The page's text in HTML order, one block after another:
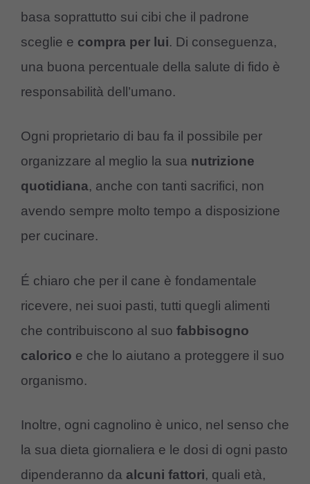
basa soprattutto sui cibi che il padrone
sceglie e compra per lui. Di conseguenza,
una buona percentuale della salute di fido è
responsabilità dell’umano.
Ogni proprietario di bau fa il possibile per
organizzare al meglio la sua nutrizione
quotidiana, anche con tanti sacrifici, non
avendo sempre molto tempo a disposizione
per cucinare.
É chiaro che per il cane è fondamentale
ricevere, nei suoi pasti, tutti quegli alimenti
che contribuiscono al suo fabbisogno
calorico e che lo aiutano a proteggere il suo
organismo.
Inoltre, ogni cagnolino è unico, nel senso che
la sua dieta giornaliera e le dosi di ogni pasto
dipenderanno da alcuni fattori, quali età,